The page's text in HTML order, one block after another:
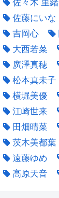
佐々木 里緒
佐藤にいな
吉岡心
大西若菜
廣澤真穂
松本真未子
横堀美優
江崎世来
田畑晴菜
茨木美都葉
遠藤ゆめ
高原天音